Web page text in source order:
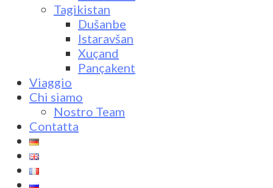
Tagikistan
Dušanbe
Istaravšan
Xuçand
Pançakent
Viaggio
Chi siamo
Nostro Team
Contatta